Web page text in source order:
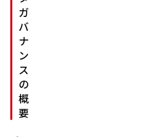
ガ
バ
ナ
ン
ス
の
概
要